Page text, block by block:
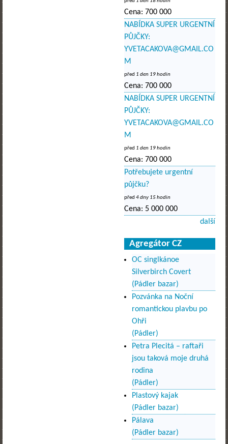
Cena: 700 000
NABÍDKA SUPER URGENTNÍ
PŮJČKY:
YVETACAKOVA@GMAIL.CO
M
před 1 den 19 hodin
Cena: 700 000
NABÍDKA SUPER URGENTNÍ
PŮJČKY:
YVETACAKOVA@GMAIL.CO
M
před 1 den 19 hodin
Cena: 700 000
Potřebujete urgentní
půjčku?
před 4 dny 15 hodin
Cena: 5 000 000
další
Agregátor CZ
OC singlkánoe
Silverbirch Covert
(Pádler bazar)
Pozvánka na Noční
romantickou plavbu po
Ohři
(Pádler)
Petra Plecitá – raftaři
jsou taková moje druhá
rodina
(Pádler)
Plastový kajak
(Pádler bazar)
Pálava
(Pádler bazar)